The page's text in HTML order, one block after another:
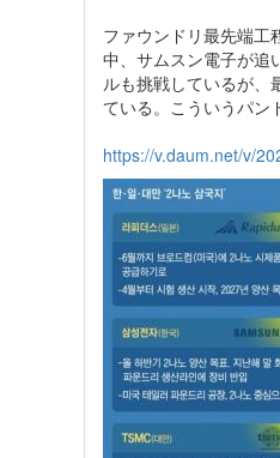
ファウンドリ最先端工
中、サムスン電子が追
ルも挑戦しているが、
ている。こういうパン
https://v.daum.net/v/